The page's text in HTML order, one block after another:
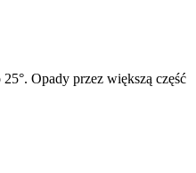
Opady przez większą część